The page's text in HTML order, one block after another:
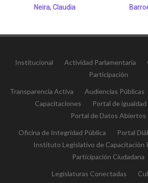
Neira, Claudia
Institucional Actividad Parlamentaria
Participación
Transparencia Activa Audiencias Públicas
Capacitaciones
Portal de
Portal de Datos Abiertos
Oficina de Integridad Pública
Portal
Instituto Legislativo de Capacitación
Participación Ciudadana
Legislaturas Conectadas